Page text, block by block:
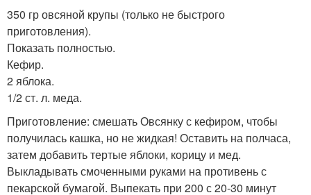
350 гр овсяной крупы (только не быстрого
приготовления).
Показать полностью.
Кефир.
2 яблока.
1/2 ст. л. меда.
Приготовление: смешать Овсянку с кефиром, чтобы
получилась кашка, но не жидкая! Оставить на полчаса,
затем добавить тертые яблоки, корицу и мед.
Выкладывать смоченными руками на противень с
пекарской бумагой. Выпекать при 200 с 20-30 минут